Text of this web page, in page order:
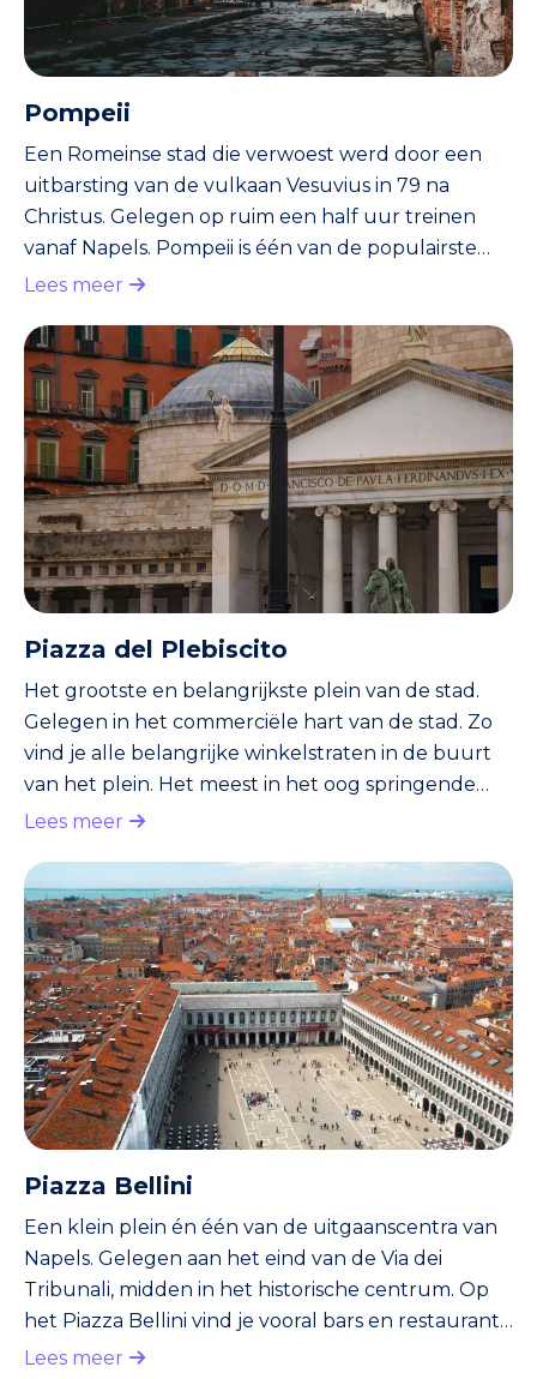
Pompeii
Een Romeinse stad die verwoest werd door een
uitbarsting van de vulkaan Vesuvius in 79 na
Christus. Gelegen op ruim een half uur treinen
vanaf Napels. Pompeii is één van de populairste
toeristentrekkers van Italië. Binnen een paar uur
Herculaneum) bedolven onder metersdikke
lagen as. In 1599 werd de stad herontdekt. Het
duurde vervolgens nog zo’n 150 jaar voordat
Pompeii opgegraven werd. Sommige inwoners
werden als versteende mummies teruggevo
Lees meer
Piazza del Plebiscito
Het grootste en belangrijkste plein van de stad.
Gelegen in het commerciële hart van de stad. Zo
vind je alle belangrijke winkelstraten in de buurt
van het plein. Het meest in het oog springende
gebouw aan het plein is de kerk San Francesco di
grote koepel. Ook vallen de zuilengalerijen op.
Deze beginnen voor de kerk en lopen tot in een
halve cirkel rond het plein. Verder vind je aan het
plein het Palazzo Reale. Vanuit bepaalde hoeken
op het p
Lees meer
Piazza Bellini
Een klein plein én één van de uitgaanscentra van
Napels. Gelegen aan het eind van de Via dei
Tribunali, midden in het historische centrum. Op
het Piazza Bellini vind je vooral bars en restaurants
met ruime terrassen. De meeste terrassen zijn
Lees meer